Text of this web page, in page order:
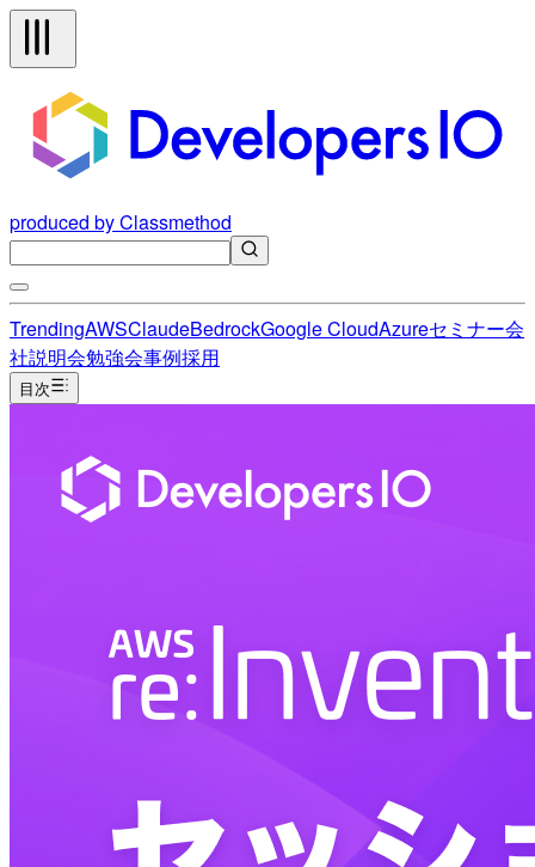
produced by Classmethod
TrendingAWSClaudeBedrockGoogle CloudAzureセミナー会
社説明会勉強会事例採用
目次